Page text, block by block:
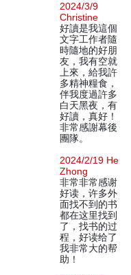
2024/3/9
Christine
好讀是我這個
文字工作者隨
時隨地的好朋
友，我有空就
上來，給我許
多精神糧食，
伴我度過許多
白天黑夜，有
好讀，真好！
非常感謝幕後
團隊。
2024/2/19 He
Zhong
非常非常感谢
好读，许多外
面找不到的书
都在这里找到
了，找书的过
程，好读给了
我非常大的帮
助！